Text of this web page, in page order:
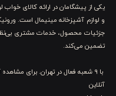
سرو نوشیدنی‌هایی مثل
اهمیت زیادی دارد. علاوه بر
شفافیت خود را حفظ می‌کند.
یکی از پیشگامان در ارائه کالای
و لوازم آشپزخانه مینیمال است.
جزئیات محصول، خدمات مشتری
تضمین می‌کند.
با 9 شعبه فعال در تهران. برای مشاهده آدرس
آنلاین